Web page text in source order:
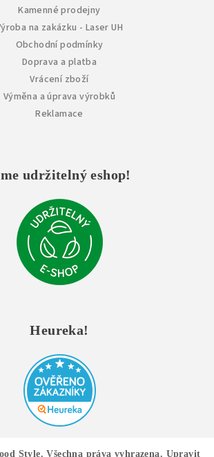
Kamenné prodejny
na zakázku - Laser UH
Obchodní podmínky
Doprava a platba
Vrácení zboží
Výměna a úprava výrobků
Reklamace
udržitelný eshop!
Heureka!
Style. Všechna práva vyhrazena. Upravit